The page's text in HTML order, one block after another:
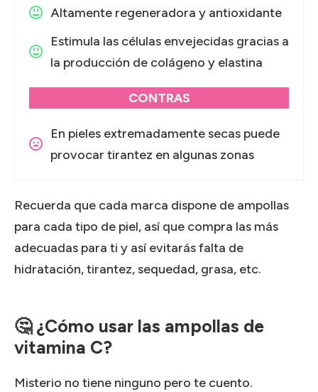
Altamente regeneradora y antioxidante
Estimula las células envejecidas gracias a
la producción de colágeno y elastina
CONTRAS
En pieles extremadamente secas puede
provocar tirantez en algunas zonas
Recuerda que cada marca dispone de ampollas
para cada tipo de piel, así que compra las más
adecuadas para ti y así evitarás falta de
hidratación, tirantez, sequedad, grasa, etc.
🤔 ¿Cómo usar las ampollas de
vitamina C?
Misterio no tiene ninguno pero te cuento.